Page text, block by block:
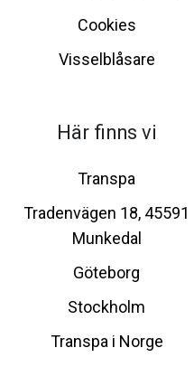
Cookies
Visselblåsare
Här finns vi
Transpa
Tradenvägen 18, 45591
Munkedal
Göteborg
Stockholm
Transpa i Norge